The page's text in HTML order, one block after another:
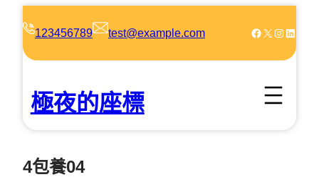
123456789 test@example.com Facebook X Instagram LinkedIn
極夜的座標
4包養04